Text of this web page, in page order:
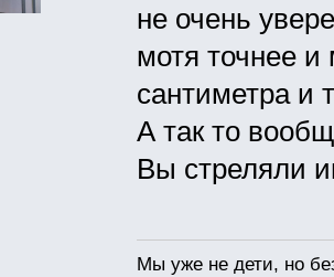
не очень
мотя точнее
сантиметра и
А так то
Вы стреляли
Мы уже не дети, но